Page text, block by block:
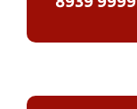
8939 9999